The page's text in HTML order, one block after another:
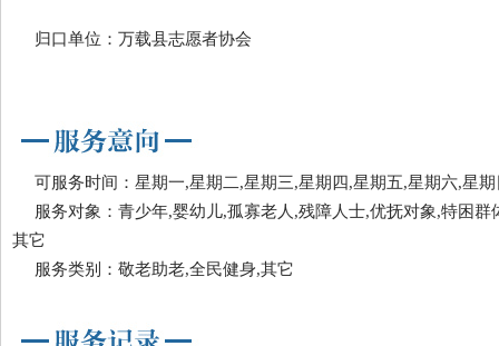
归口单位：万载县志愿者协会
可服务时间：星期一,星期二,星期三,星期四,星期五,星期六,星期
服务对象：青少年,婴幼儿,孤寡老人,残障人士,优抚对象,特困群
其它
服务类别：敬老助老,全民健身,其它